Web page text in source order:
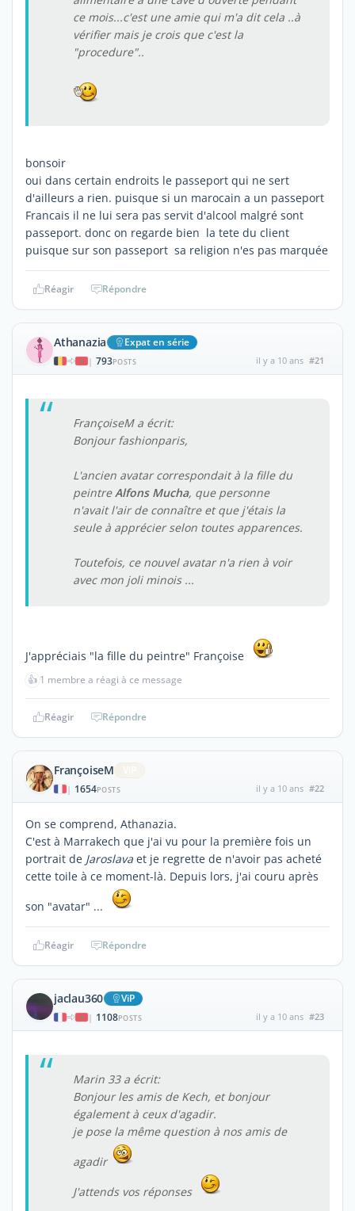
ce mois...c'est une amie qui m'a dit cela ..à
vérifier mais je crois que c'est la
"procedure"..
bonsoir
oui dans certain endroits le passeport qui ne sert
d'ailleurs a rien. puisque si un marocain a un passeport
Francais il ne lui sera pas servit d'alcool malgré sont
passeport. donc on regarde bien la tete du client
puisque sur son passeport sa religion n'es pas marquée
Réagir Répondre
Athanazia Expat en série
| 793POSTS il y a 10 ans #21
FrançoiseM a écrit:
Bonjour fashionparis,
L'ancien avatar correspondait à la fille du
peintre Alfons Mucha, que personne
n'avait l'air de connaître et que j'étais la
seule à apprécier selon toutes apparences.
Toutefois, ce nouvel avatar n'a rien à voir
avec mon joli minois ...
J'appréciais "la fille du peintre" Françoise
👍 1 membre a réagi à ce message
Réagir Répondre
FrançoiseM
| 1654POSTS il y a 10 ans #22
On se comprend, Athanazia.
C'est à Marrakech que j'ai vu pour la première fois un
portrait de Jaroslava et je regrette de n'avoir pas acheté
cette toile à ce moment-là. Depuis lors, j'ai couru après
son "avatar" ...
Réagir Répondre
jaclau360 ViP
| 1108POSTS il y a 10 ans #23
Marin 33 a écrit:
Bonjour les amis de Kech, et bonjour
également à ceux d'agadir.
je pose la même question à nos amis de
agadir
J'attends vos réponses